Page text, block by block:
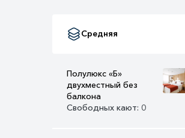
Средняя
Полулюкс «Б»
двухместный без
балкона
Свободных кают: 0
5+